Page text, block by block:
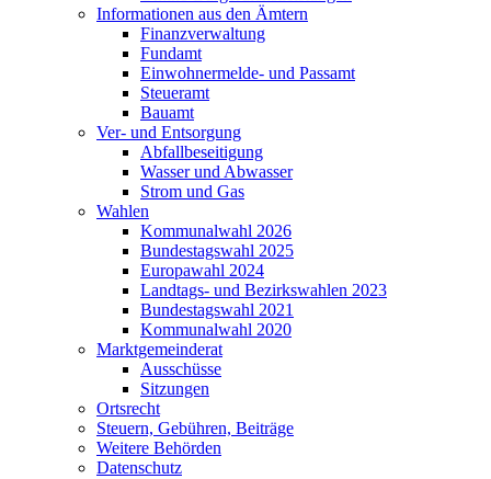
Informationen aus den Ämtern
Finanzverwaltung
Fundamt
Einwohnermelde- und Passamt
Steueramt
Bauamt
Ver- und Entsorgung
Abfallbeseitigung
Wasser und Abwasser
Strom und Gas
Wahlen
Kommunalwahl 2026
Bundestagswahl 2025
Europawahl 2024
Landtags- und Bezirkswahlen 2023
Bundestagswahl 2021
Kommunalwahl 2020
Marktgemeinderat
Ausschüsse
Sitzungen
Ortsrecht
Steuern, Gebühren, Beiträge
Weitere Behörden
Datenschutz